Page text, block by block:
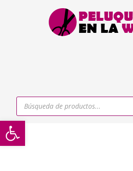
Abrir barra de herramientas
Búsqueda
productos